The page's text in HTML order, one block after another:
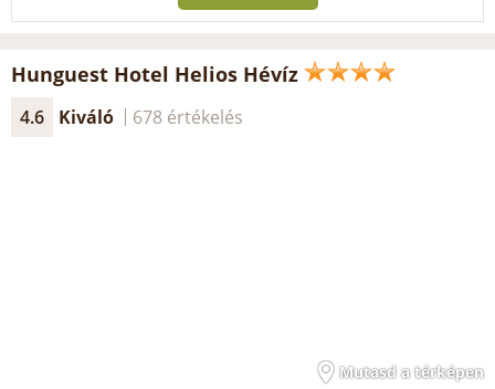
Hunguest Hotel Helios Hévíz
4.6 Kiváló 678 értékelés
Mutasd a térképen